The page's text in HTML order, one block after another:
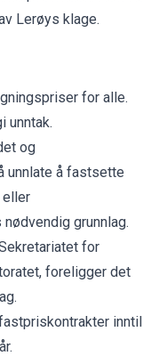
Lerøys klage.
for alle.
unntak.
og
unnlate å fastsette
grunnlag.
for
foreligger det
inntil